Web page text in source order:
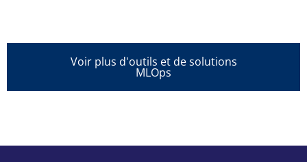
Voir plus d'outils et de solutions
MLOps